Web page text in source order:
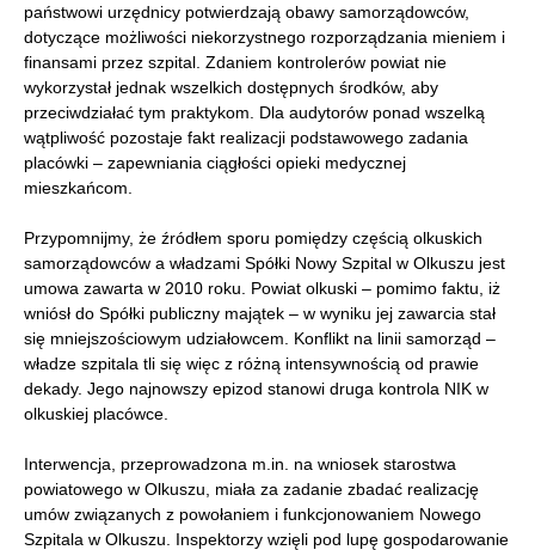
państwowi urzędnicy potwierdzają obawy samorządowców,
dotyczące możliwości niekorzystnego rozporządzania mieniem i
finansami przez szpital. Zdaniem kontrolerów powiat nie
wykorzystał jednak wszelkich dostępnych środków, aby
przeciwdziałać tym praktykom. Dla audytorów ponad wszelką
wątpliwość pozostaje fakt realizacji podstawowego zadania
placówki – zapewniania ciągłości opieki medycznej
mieszkańcom.
Przypomnijmy, że źródłem sporu pomiędzy częścią olkuskich
samorządowców a władzami Spółki Nowy Szpital w Olkuszu jest
umowa zawarta w 2010 roku. Powiat olkuski – pomimo faktu, iż
wniósł do Spółki publiczny majątek – w wyniku jej zawarcia stał
się mniejszościowym udziałowcem. Konflikt na linii samorząd –
władze szpitala tli się więc z różną intensywnością od prawie
dekady. Jego najnowszy epizod stanowi druga kontrola NIK w
olkuskiej placówce.
Interwencja, przeprowadzona m.in. na wniosek starostwa
powiatowego w Olkuszu, miała za zadanie zbadać realizację
umów związanych z powołaniem i funkcjonowaniem Nowego
Szpitala w Olkuszu. Inspektorzy wzięli pod lupę gospodarowanie